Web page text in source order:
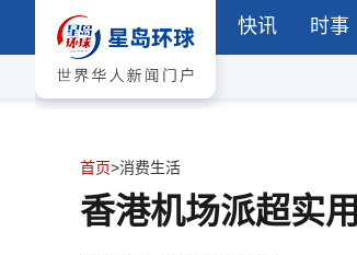
快讯 时事
首页>消费生活
香港机场派超实